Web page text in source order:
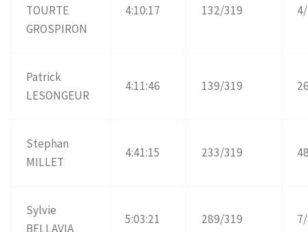
TOURTE
GROSPIRON
4:10:17 132/319
Patrick
LESONGEUR
4:11:46 139/319
Stephan
MILLET
4:41:15 233/319
Sylvie
BELLAVIA
5:03:21 289/319